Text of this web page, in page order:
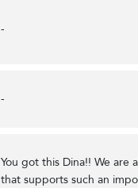
-
-
You got this Dina!! We
that supports such an